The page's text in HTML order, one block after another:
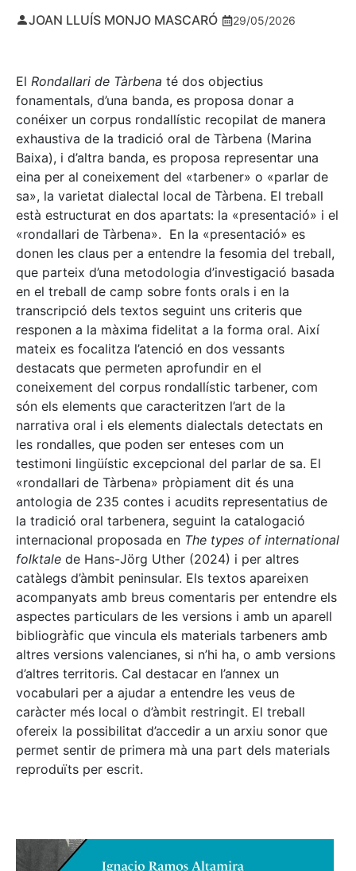
JOAN LLUÍS MONJO MASCARÓ 29/05/2026
El Rondallari de Tàrbena té dos objectius
fonamentals, d’una banda, es proposa donar a
conéixer un corpus rondallístic recopilat de manera
exhaustiva de la tradició oral de Tàrbena (Marina
Baixa), i d’altra banda, es proposa representar una
eina per al coneixement del «tarbener» o «parlar de
sa», la varietat dialectal local de Tàrbena. El treball
està estructurat en dos apartats: la «presentació» i el
«rondallari de Tàrbena». En la «presentació» es
donen les claus per a entendre la fesomia del treball,
que parteix d’una metodologia d’investigació basada
en el treball de camp sobre fonts orals i en la
transcripció dels textos seguint uns criteris que
responen a la màxima fidelitat a la forma oral. Així
mateix es focalitza l’atenció en dos vessants
destacats que permeten aprofundir en el
coneixement del corpus rondallístic tarbener, com
són els elements que caracteritzen l’art de la
narrativa oral i els elements dialectals detectats en
les rondalles, que poden ser enteses com un
testimoni lingüístic excepcional del parlar de sa. El
«rondallari de Tàrbena» pròpiament dit és una
antologia de 235 contes i acudits representatius de
la tradició oral tarbenera, seguint la catalogació
internacional proposada en The types of international
folktale de Hans-Jörg Uther (2024) i per altres
catàlegs d’àmbit peninsular. Els textos apareixen
acompanyats amb breus comentaris per entendre els
aspectes particulars de les versions i amb un aparell
bibliogràfic que vincula els materials tarbeners amb
altres versions valencianes, si n’hi ha, o amb versions
d’altres territoris. Cal destacar en l’annex un
vocabulari per a ajudar a entendre les veus de
caràcter més local o d’àmbit restringit. El treball
ofereix la possibilitat d’accedir a un arxiu sonor que
permet sentir de primera mà una part dels materials
reproduïts per escrit.